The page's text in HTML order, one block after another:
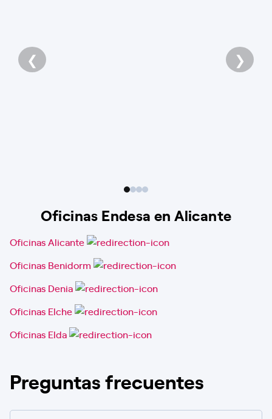
❮ ❯
Oficinas Endesa en Alicante
Oficinas Alicante
Oficinas Benidorm
Oficinas Denia
Oficinas Elche
Oficinas Elda
Preguntas frecuentes